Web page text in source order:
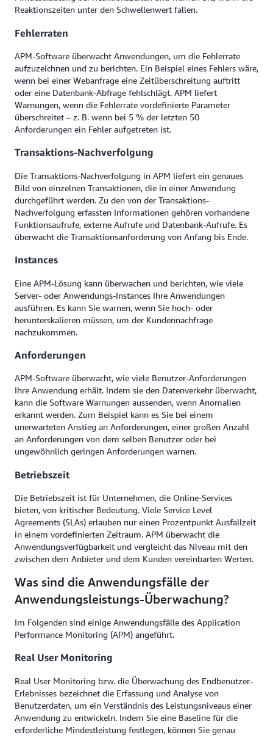
Reaktionszeiten unter den Schwellenwert fallen.
Fehlerraten
APM-Software überwacht Anwendungen, um die Fehlerrate
aufzuzeichnen und zu berichten. Ein Beispiel eines Fehlers wäre,
wenn bei einer Webanfrage eine Zeitüberschreitung auftritt
oder eine Datenbank-Abfrage fehlschlägt. APM liefert
Warnungen, wenn die Fehlerrate vordefinierte Parameter
überschreitet – z. B. wenn bei 5 % der letzten 50
Anforderungen ein Fehler aufgetreten ist.
Transaktions-Nachverfolgung
Die Transaktions-Nachverfolgung in APM liefert ein genaues
Bild von einzelnen Transaktionen, die in einer Anwendung
durchgeführt werden. Zu den von der Transaktions-
Nachverfolgung erfassten Informationen gehören vorhandene
Funktionsaufrufe, externe Aufrufe und Datenbank-Aufrufe. Es
überwacht die Transaktionsanforderung von Anfang bis Ende.
Instances
Eine APM-Lösung kann überwachen und berichten, wie viele
Server- oder Anwendungs-Instances Ihre Anwendungen
ausführen. Es kann Sie warnen, wenn Sie hoch- oder
herunterskalieren müssen, um der Kundennachfrage
nachzukommen.
Anforderungen
APM-Software überwacht, wie viele Benutzer-Anforderungen
Ihre Anwendung erhält. Indem sie den Datenverkehr überwacht,
kann die Software Warnungen aussenden, wenn Anomalien
erkannt werden. Zum Beispiel kann es Sie bei einem
unerwarteten Anstieg an Anforderungen, einer großen Anzahl
an Anforderungen von dem selben Benutzer oder bei
ungewöhnlich geringen Anforderungen warnen.
Betriebszeit
Die Betriebszeit ist für Unternehmen, die Online-Services
bieten, von kritischer Bedeutung. Viele Service Level
Agreements (SLAs) erlauben nur einen Prozentpunkt Ausfallzeit
in einem vordefinierten Zeitraum. APM überwacht die
Anwendungsverfügbarkeit und vergleicht das Niveau mit den
zwischen dem Anbieter und dem Kunden vereinbarten Werten.
Was sind die Anwendungsfälle der
Anwendungsleistungs-Überwachung?
Im Folgenden sind einige Anwendungsfälle des Application
Performance Monitoring (APM) angeführt.
Real User Monitoring
Real User Monitoring bzw. die Überwachung des Endbenutzer-
Erlebnisses bezeichnet die Erfassung und Analyse von
Benutzerdaten, um ein Verständnis des Leistungsniveaus einer
Anwendung zu entwickeln. Indem Sie eine Baseline für die
erforderliche Mindestleistung festlegen, können Sie genau